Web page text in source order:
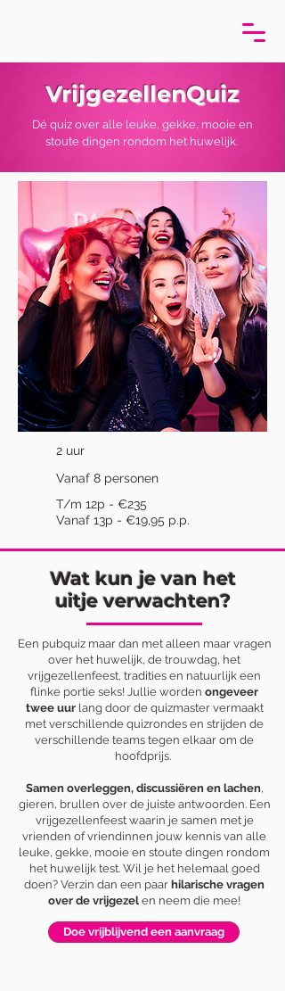
VrijgezellenQuiz
Dé quiz over alle leuke, gekke, mooie en
stoute dingen rondom het huwelijk.
2 uur
Vanaf 8 personen
T/m 12p - €235
Vanaf 13p - €19,95 p.p.
Wat kun je van het
uitje verwachten?
Een pubquiz maar dan met alleen maar vragen
over het huwelijk, de trouwdag, het
vrijgezellenfeest, tradities en natuurlijk een
flinke portie seks! Jullie worden ongeveer
twee uurlang door de quizmaster vermaakt
met verschillende quizrondes en strijden de
verschillende teams tegen elkaar om de
hoofdprijs.
Samen overleggen, discussiëren en lachen,
gieren, brullen over de juiste antwoorden. Een
vrijgezellenfeest waarin je samen met je
vrienden of vriendinnen jouw kennis van alle
leuke, gekke, mooie en stoute dingen rondom
het huwelijk test. Wil je het helemaal goed
doen? Verzin dan een paar hilarische vragen
over de vrijgezel en neem die mee!
Doe vrijblijvend een aanvraag